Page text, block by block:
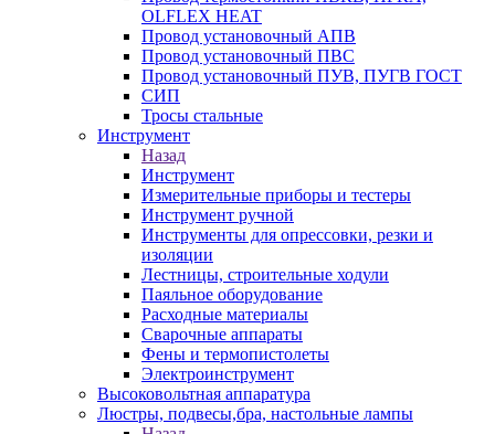
OLFLEX HEAT
Провод установочный АПВ
Провод установочный ПВС
Провод установочный ПУВ, ПУГВ ГОСТ
СИП
Тросы стальные
Инструмент
Назад
Инструмент
Измерительные приборы и тестеры
Инструмент ручной
Инструменты для опрессовки, резки и
изоляции
Лестницы, строительные ходули
Паяльное оборудование
Расходные материалы
Сварочные аппараты
Фены и термопистолеты
Электроинструмент
Высоковольтная аппаратура
Люстры, подвесы,бра, настольные лампы